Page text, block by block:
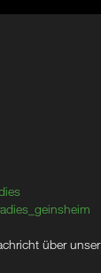
über unser